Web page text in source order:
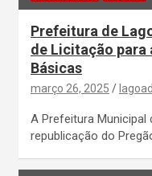
Prefeitura de
de Licitação para
Básicas
março 26, 2025
A Prefeitura Municipal
republicação do